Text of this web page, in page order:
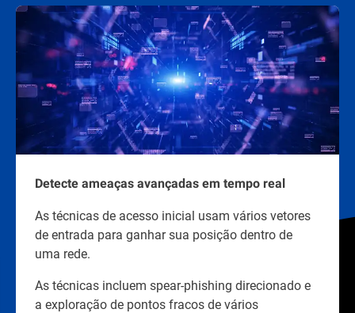
Detecte ameaças avançadas em tempo real
As técnicas de acesso inicial usam vários vetores
de entrada para ganhar sua posição dentro de
uma rede.
As técnicas incluem spear-phishing direcionado e
a exploração de pontos fracos de vários